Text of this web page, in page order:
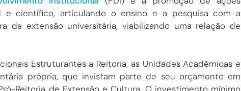
e científico, articulando o ensino e a pesquisa com a
da extensão universitária, viabilizando uma relação de
Estruturantes a Reitoria, as Unidades Acadêmicas e
própria, que invistam parte de seu orçamento em